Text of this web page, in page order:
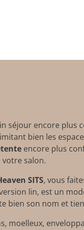
séjour encore plus
bien les
encore plus
salon.
SITS, vous
lin, est un
bien son nom et
moelleux,